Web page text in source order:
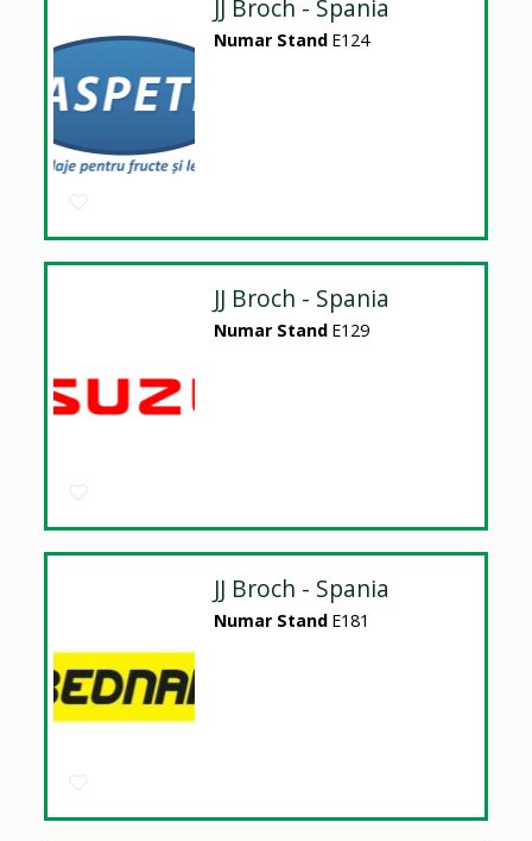
JJ Broch - Spania
Numar Stand E124
JJ Broch - Spania
Numar Stand E129
JJ Broch - Spania
Numar Stand E181